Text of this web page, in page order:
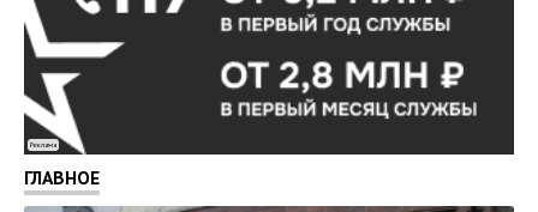
Реклама
ГЛАВНОЕ